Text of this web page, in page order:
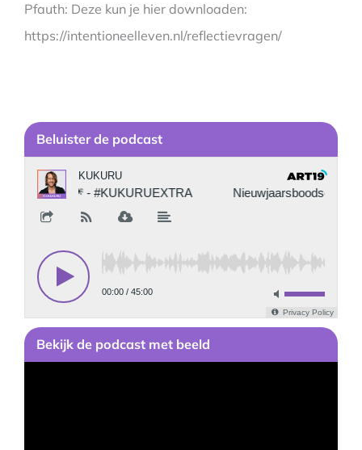
Pfauth: Deze kun je hier downloaden:
https://intentioneelleven.nl/reflectievragen/
Beluister de podcast
Bekijk de podcast met beeld